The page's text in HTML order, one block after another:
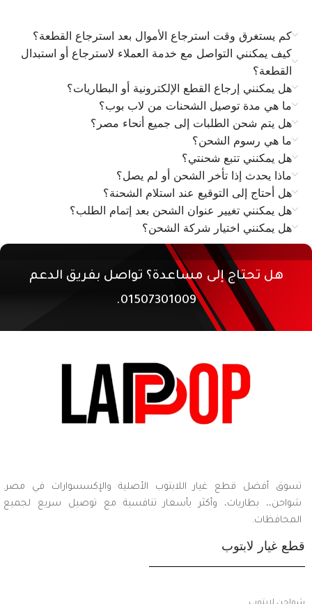
كم يستغرق وقت استرجاع الأموال بعد استرجاع القطعة؟
كيف يمكنني التواصل مع خدمة العملاء لاسترجاع أو استبدال
القطعة؟
هل يمكنني إرجاع القطع الإلكترونية أو البطاريات؟
ما هي مدة توصيل الشحنات من لاب بوب؟
هل يتم شحن الطلبات إلى جميع أنحاء مصر؟
ما هي رسوم الشحن؟
هل يمكنني تتبع شحنتي؟
ماذا يحدث إذا تأخر الشحن أو لم يصل؟
هل أحتاج إلى التوقيع عند استلام الشحنة؟
هل يمكنني تغيير عنوان الشحن بعد إتمام الطلب؟
هل يمكنني اختيار شركة الشحن؟
هل تحتاج إلى مساعدة؟ تواصل بفريق الدعم
01507301009.
تسوق أفضل قطع غيار اللابتوب الأصلية والإكسسوارات في مصر.
شواحن،، بطاريات، وأكثر بأسعار تنافسية مع توصيل سريع لجميع
المحافظات.
قطع غيار لابتوب